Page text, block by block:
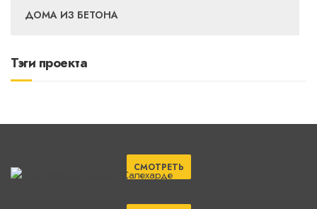
ДОМА ИЗ БЕТОНА
Тэги проекта
СМОТРЕТЬ